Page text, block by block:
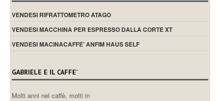
VENDESI RIFRATTOMETRO ATAGO
VENDESI MACCHINA PER ESPRESSO DALLA CORTE XT
VENDESI MACINACAFFE’ ANFIM HAUS SELF
GABRIELE E IL CAFFE’
Molti anni nel caffè, molti in